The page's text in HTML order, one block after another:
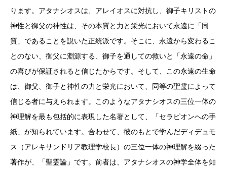
ります。アタナシオスは、アレイオスに対抗し、御子キリストの
神性と御父の神性は、その本質と力と栄光において永遠に「同
質」であることを説いた正統派です。そこに、永遠から変わるこ
とのない、御父に淵源する、御子を通しての救いと「永遠の命」
の喜びが保証されると信じたからです。そして、この永遠の生命
は、御父、御子と神性の力と栄光において、同等の聖霊によって
信じる者に与えられます。このようなアタナシオスの三位一体の
神理解を最も包括的に表現した名著として、「セラピオンへの手
紙」が知られています。合わせて、彼のもとで学んだディデュモ
ス（アレキサンドリア教理学校長）の三位一体の神理解を綴った
著作が、「聖霊論」です。前者は、アタナシオスの神学全体を知